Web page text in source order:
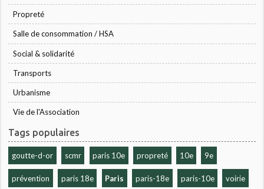
Propreté
Salle de consommation / HSA
Social & solidarité
Transports
Urbanisme
Vie de l'Association
Tags populaires
goutte-d-or scmr paris 10e propreté 10e 9e
prévention paris 18e Paris paris-18e paris-10e voirie